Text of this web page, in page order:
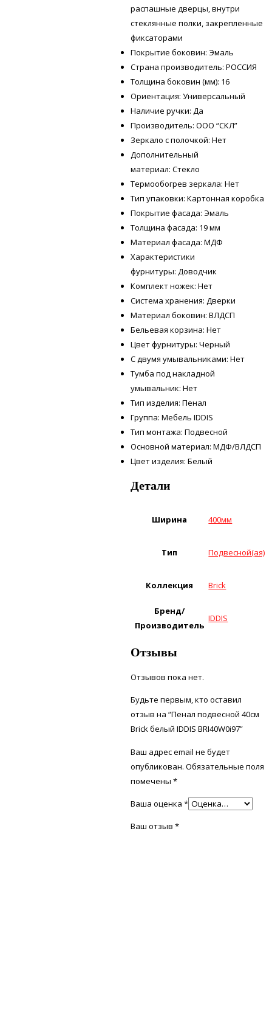
распашные дверцы, внутри
стеклянные полки, закрепленные
фиксаторами
Покрытие боковин: Эмаль
Страна производитель: РОССИЯ
Толщина боковин (мм): 16
Ориентация: Универсальный
Наличие ручки: Да
Производитель: ООО “СКЛ”
Зеркало с полочкой: Нет
Дополнительный
материал: Стекло
Термообогрев зеркала: Нет
Тип упаковки: Картонная коробка
Покрытие фасада: Эмаль
Толщина фасада: 19 мм
Материал фасада: МДФ
Характеристики
фурнитуры: Доводчик
Комплект ножек: Нет
Система хранения: Дверки
Материал боковин: ВЛДСП
Бельевая корзина: Нет
Цвет фурнитуры: Черный
С двумя умывальниками: Нет
Тумба под накладной
умывальник: Нет
Тип изделия: Пенал
Группа: Мебель IDDIS
Тип монтажа: Подвесной
Основной материал: МДФ/ВЛДСП
Цвет изделия: Белый
Детали
Ширина 400мм
Тип Подвесной(ая)
Коллекция Brick
Бренд/
Производитель
IDDIS
Отзывы
Отзывов пока нет.
Будьте первым, кто оставил
отзыв на “Пенал подвесной 40см
Brick белый IDDIS BRI40W0i97”
Ваш адрес email не будет
опубликован. Обязательные поля
помечены*
Ваша оценка*
Ваш отзыв*